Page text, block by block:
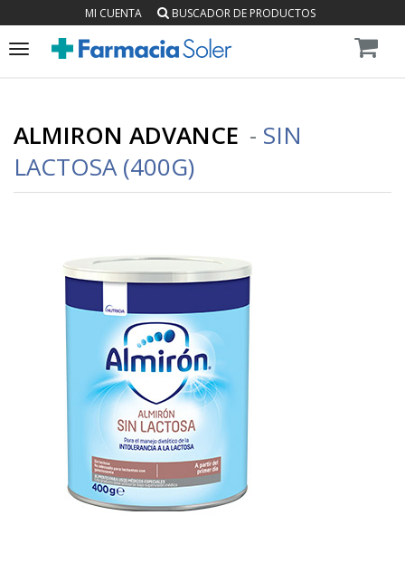
MI CUENTA BUSCADOR DE PRODUCTOS
Toggle
ALMIRON ADVANCE - SIN
LACTOSA (400G)